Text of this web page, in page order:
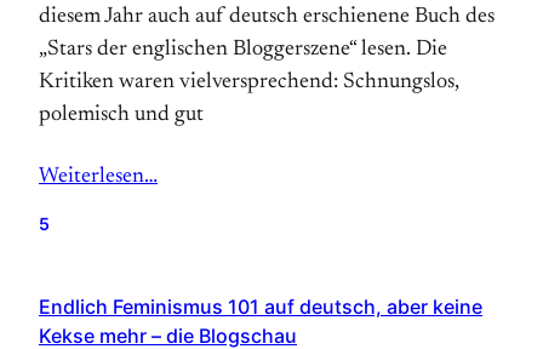
diesem Jahr auch auf deutsch erschienene Buch des
„Stars der englischen Blogger­szene“ lesen. Die
Kritiken waren viel­­ver­sprechend: Schnungs­­los,
polemisch und gut
Weiterlesen…
5
Endlich Feminismus 101 auf deutsch, aber keine
Kekse mehr – die Blogschau